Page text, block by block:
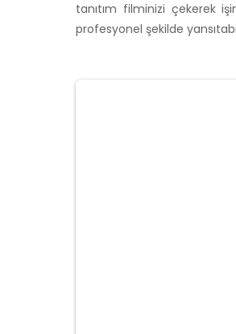
tanıtım filminizi çekerek
profesyonel şekilde